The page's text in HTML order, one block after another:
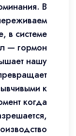
В
в системе
— гормон
нашу
к
когда